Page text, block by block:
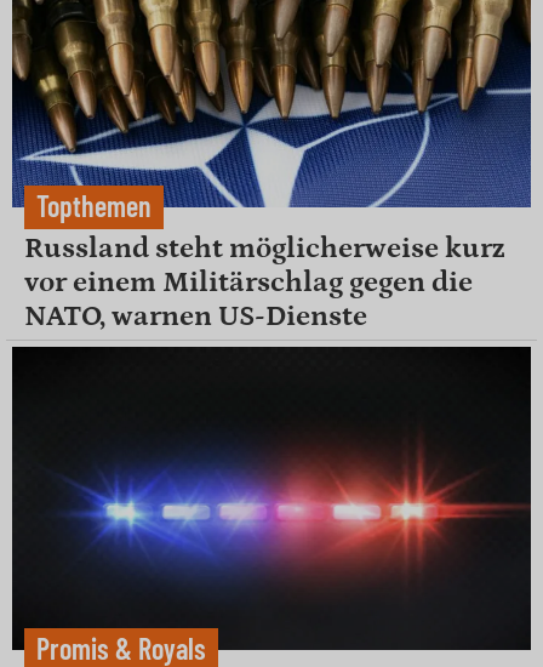
Topthemen
Russland steht möglicherweise kurz
vor einem Militärschlag gegen die
NATO, warnen US-Dienste
Promis & Royals